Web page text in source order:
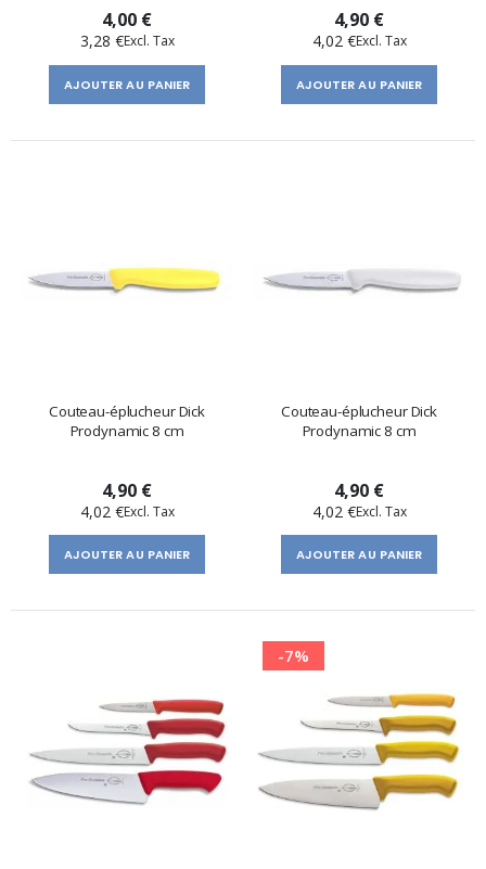
4,00 €
3,28 €
AJOUTER AU PANIER
4,90 €
4,02 €
AJOUTER AU PANIER
Couteau-éplucheur Dick
Prodynamic 8 cm
4,90 €
4,02 €
AJOUTER AU PANIER
Couteau-éplucheur Dick
Prodynamic 8 cm
4,90 €
4,02 €
AJOUTER AU PANIER
-7%